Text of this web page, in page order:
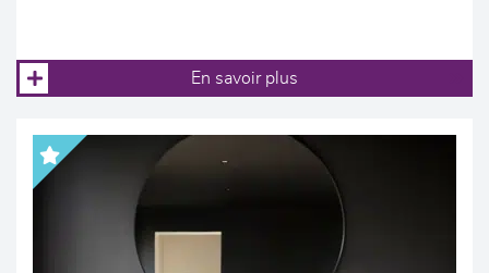
En savoir plus